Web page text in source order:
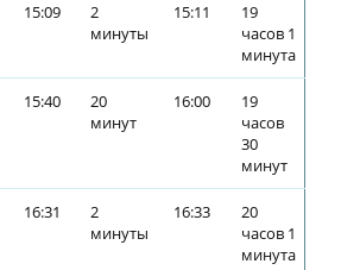
15:09
2
минуты
15:11
19
часов 1
минута
15:40
20
минут
16:00
19
часов
30
минут
16:31
2
минуты
16:33
20
часов 1
минута